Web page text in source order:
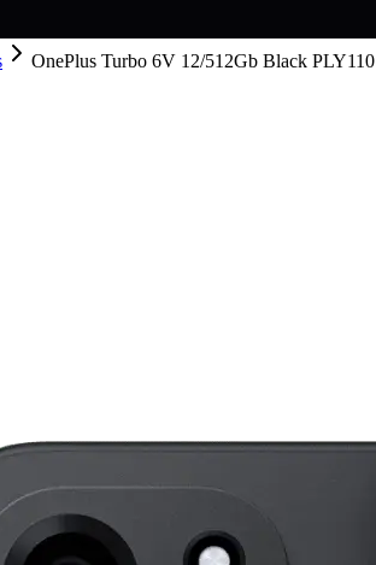
OnePlus Turbo 6V 12/512Gb Black PLY110